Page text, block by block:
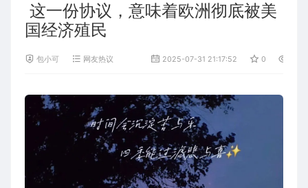
这一份协议，意味着欧洲彻底被美
国经济殖民
包小可 网友热议 2025-07-31 21:17:52 0